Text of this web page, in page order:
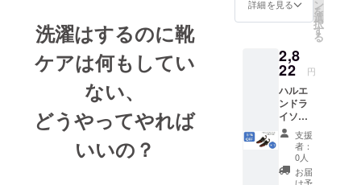
洗濯はするのに靴
ケアは何もしてい
ない、
どうやってやれば
いいの？
たちで、皆
るく豊かに
たちは願っ
ておりま
す。
詳細を見る ン
を
選
択
す
る
2,8
22 円
ハルエ
ンドラ
イソー
ル×1箱
（2個入
り/箱）
支援
者：
0人
お届
け予